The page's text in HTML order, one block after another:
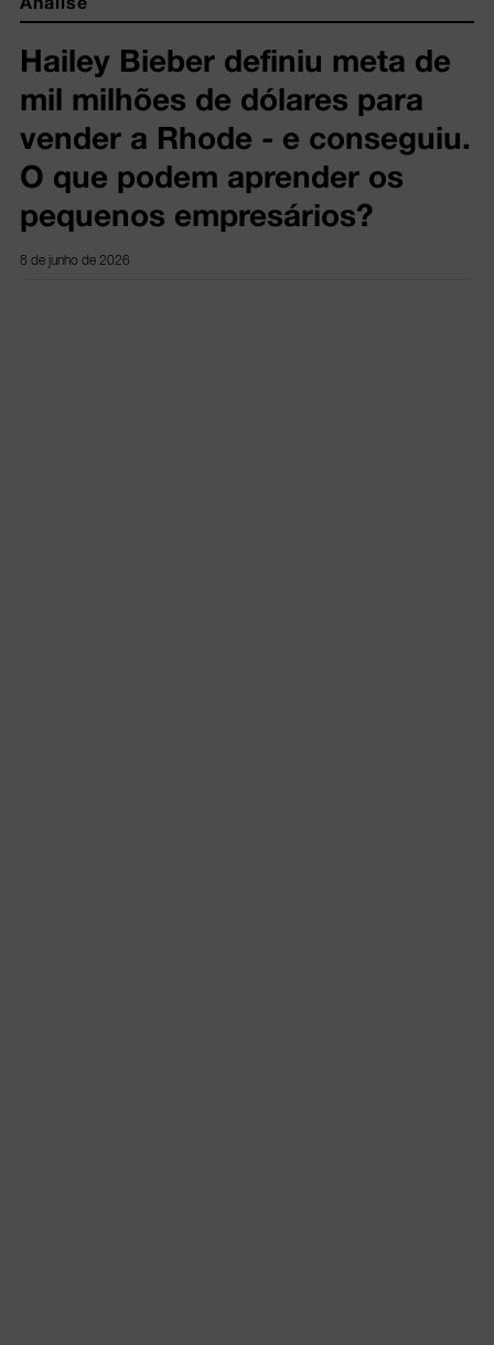
Hailey Bieber definiu meta de
mil milhões de dólares para
vender a Rhode - e conseguiu.
O que podem aprender os
pequenos empresários?
8 de junho de 2026